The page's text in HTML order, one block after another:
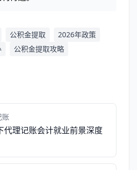
公积金提取
2026年政策
公积金提取攻略
账
代理记账会计就业前景深度